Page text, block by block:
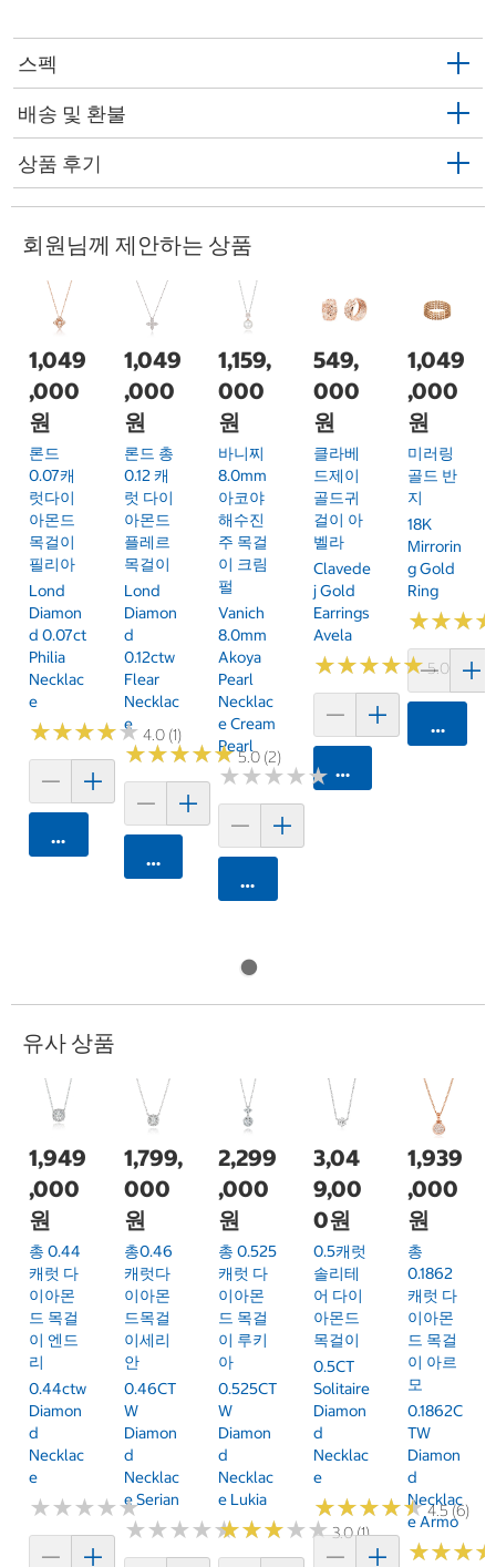
스펙
배송 및 환불
상품 후기
회원님께 제안하는 상품
1,049
,000
원
론드
0.07캐
럿다이
아몬드
목걸이
필리아
Lond
Diamon
D 0.07ct
Philia
Necklac
E
★★★★★
★★★★★ 4.0 (1)
카트에 담기
1,049
,000
원
론드 총
0.12 캐
럿 다이
아몬드
플레르
목걸이
Lond
Diamon
D
0.12ctw
Flear
Necklac
E
★★★★★
★★★★★5.0 (2)
카트에 담기
1,159,
000
원
바니찌
8.0mm
아코야
해수진
주 목걸
이 크림
펄
Vanich
8.0mm
Akoya
Pearl
Necklac
E Cream
Pearl
★★★★★
★★★★★
카트에 담기
549,
000
원
클라베
드제이
골드귀
걸이 아
벨라
Clavede
J Gold
Earrings
Avela
★★★★★
★★★★★5.0 (1)
카트에 담기
1,049
,000
원
미러링
골드 반
지
18K
Mirrorin
G Gold
Ring
★★★
★★★
카트에
유사 상품
1,949
,000
원
총 0.44
캐럿 다
이아몬
드 목걸
이 엔드
리
0.44ctw
Diamon
D
Necklac
E
★★★★★
★★★★★
1,799,
000
원
총0.46
캐럿다
이아몬
드목걸
이세리
안
0.46CT
W
Diamon
D
Necklac
E Serian
★★★★★
★★★★★
2,299
,000
원
총 0.525
캐럿 다
이아몬
드 목걸
이 루키
아
0.525CT
W
Diamon
D
Necklac
E Lukia
★★★★★
★★★★★3.0 (1)
3,04
9,00
0원
0.5캐럿
솔리테
어 다이
아몬드
목걸이
0.5CT
Solitaire
Diamon
D
Necklac
E
★★★★★
★★★★★4.5 (6)
1,939
,000
원
총
0.1862
캐럿 다
이아몬
드 목걸
이 아르
모
0.1862C
TW
Diamon
D
Necklac
E Armo
★★★
★★★